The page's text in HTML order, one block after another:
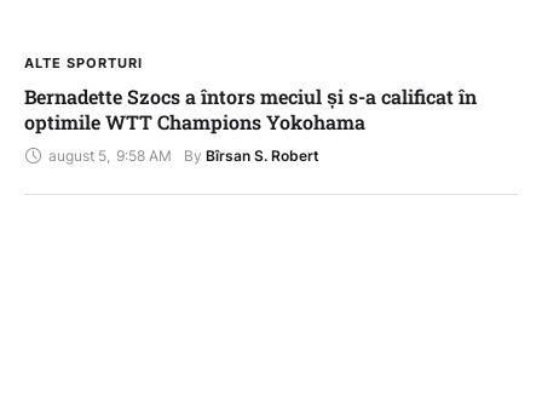
ALTE SPORTURI
Bernadette Szocs a întors meciul și s-a calificat în
optimile WTT Champions Yokohama
august 5 9:58 AM By Bîrsan S. Robert